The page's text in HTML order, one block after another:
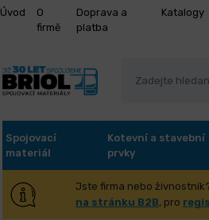
Úvod
O
firmě
Doprava a
platba
Katalogy
Spojovací
materiál
Kotevní a stavební
prvky
Jste firma nebo
na stránku B2B, pro
Úvod Nástroje pro obrábění